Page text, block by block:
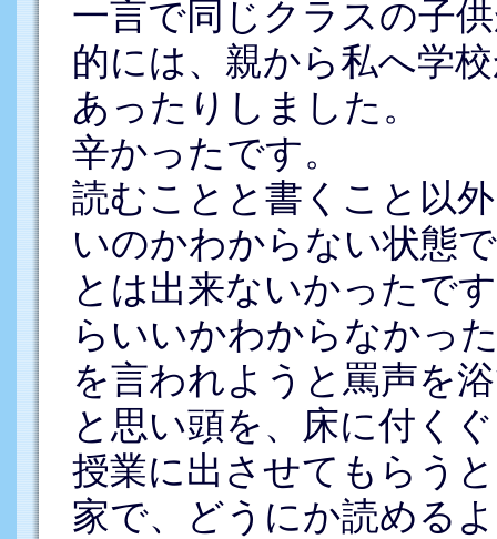
一言で同じクラスの子
的には、親から私へ学
あったりしました。
辛かったです。
読むことと書くこと以
いのかわからない状態
とは出来ないかったで
らいいかわからなかっ
を言われようと罵声を
と思い頭を、床に付く
授業に出させてもらう
家で、どうにか読める